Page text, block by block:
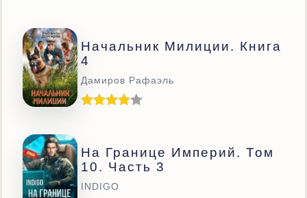
Начальник Милиции. Книга
4
Дамиров Рафаэль
На Границе Империй. Том
10. Часть 3
INDIGO